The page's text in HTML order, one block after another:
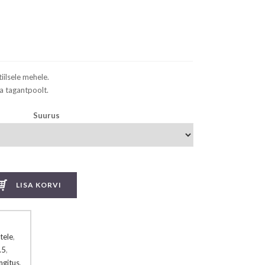
mehele.
tagantpoolt.
Suurus
LISA KORVI
,
,
,